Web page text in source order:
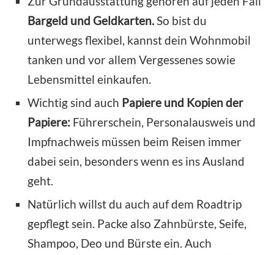
Bargeld und Geldkarten.So bist du
unterwegs flexibel, kannst dein Wohnmobil
tanken und vor allem Vergessenes sowie
Lebensmittel einkaufen.
Wichtig sind auch Papiere und Kopien der
Papiere: Führerschein, Personalausweis und
Impfnachweis müssen beim Reisen immer
dabei sein, besonders wenn es ins Ausland
geht.
Natürlich willst du auch auf dem Roadtrip
gepflegt sein. Packe also Zahnbürste, Seife,
Shampoo, Deo und Bürste ein. Auch